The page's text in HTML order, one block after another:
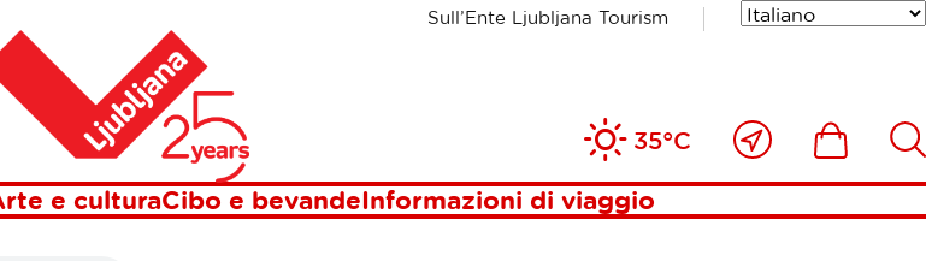
Sull’Ente Ljubljana Tourism
35°C
Vicino
a
me
e culturaCibo e bevandeInformazioni di viaggio
DI KAMNIK»